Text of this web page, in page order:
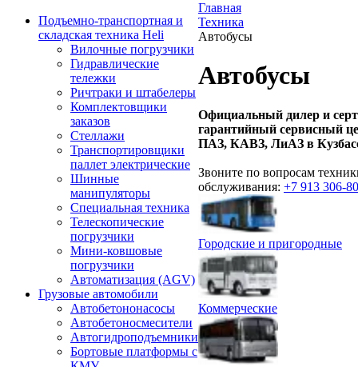
Подъемно-транспортная и
складская техника Heli
Вилочные погрузчики
Гидравлические
тележки
Ричтраки и штабелеры
Комплектовщики
заказов
Стеллажи
Транспортировщики
паллет электрические
Шинные
манипуляторы
Специальная техника
Телескопические
погрузчики
Мини-ковшовые
погрузчики
Автоматизация (AGV)
Грузовые автомобили
Автобетононасосы
Автобетоносмесители
Автогидроподъемники
Бортовые платформы с
Главная
Техника
Автобусы
Автобусы
Официальный дилер и с
гарантийный сервисный
ПАЗ, КАВЗ, ЛиАЗ в
Звоните по вопросам
обслуживания: +7 913 306-
Городские и пригородные
Коммерческие